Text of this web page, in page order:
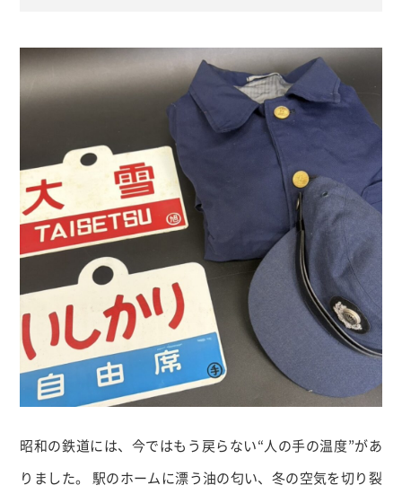
昭和の鉄道には、今ではもう戻らない“人の手の温度”があ
りました。 駅のホームに漂う油の匂い、冬の空気を切り裂